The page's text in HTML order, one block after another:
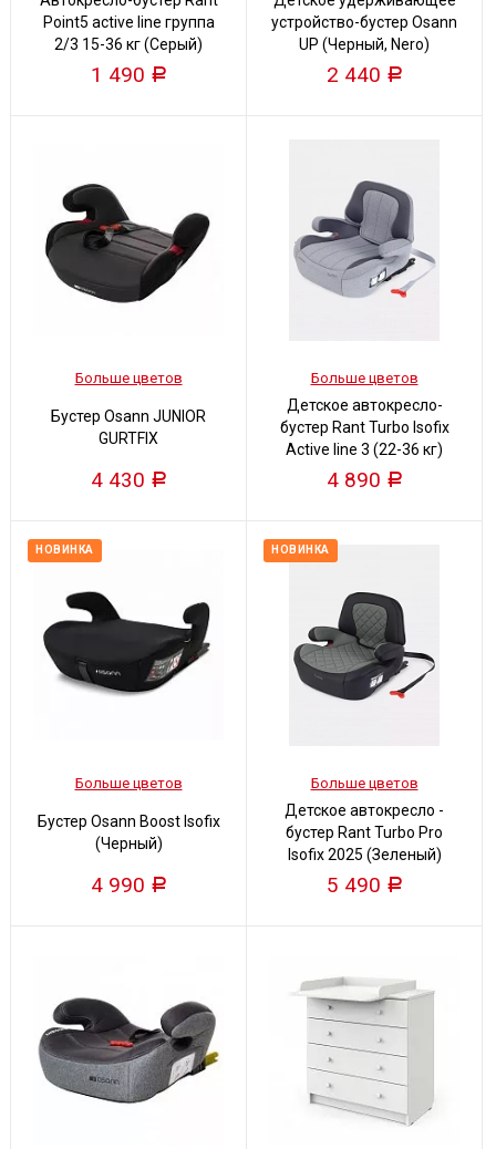
Point5 active line группа
2/3 15-36 кг (Серый)
1 490 Р
устройство-бустер Osann
UP (Черный, Nero)
2 440 Р
Больше цветов
Бустер Osann JUNIOR
GURTFIX
4 430 Р
Больше цветов
Детское автокресло-
бустер Rant Turbo Isofix
Active line 3 (22-36 кг)
(Серый)
4 890 Р
НОВИНКА
Больше цветов
Бустер Osann Boost Isofix
(Черный)
4 990 Р
НОВИНКА
Больше цветов
Детское автокресло -
бустер Rant Turbo Pro
Isofix 2025 (Зеленый)
5 490 Р